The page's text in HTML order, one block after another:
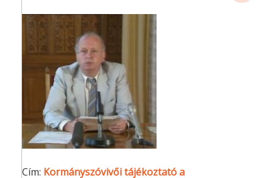
Cím: Kormányszóvivői tájékoztató a